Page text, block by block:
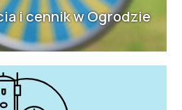
i cennik w Ogrodzie